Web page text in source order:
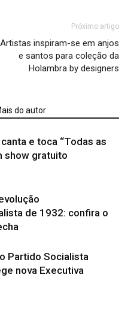
Próximo artigo
Artistas inspiram-se em anjos
e santos para coleção da
Holambra by designers
do autor
e toca “Todas as
show gratuito
de 1932: confira o
Partido Socialista
nova Executiva